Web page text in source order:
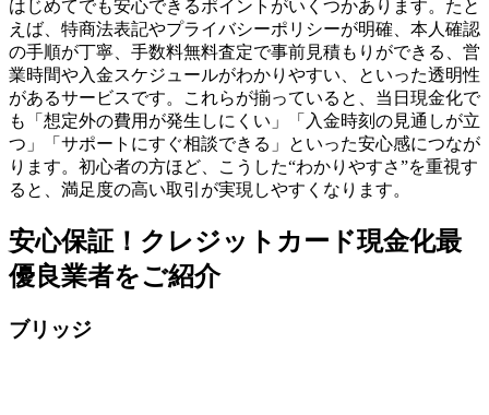
はじめてでも安心できるポイントがいくつかあります。たと
えば、特商法表記やプライバシーポリシーが明確、本人確認
の手順が丁寧、手数料無料査定で事前見積もりができる、営
業時間や入金スケジュールがわかりやすい、といった透明性
があるサービスです。これらが揃っていると、当日現金化で
も「想定外の費用が発生しにくい」「入金時刻の見通しが立
つ」「サポートにすぐ相談できる」といった安心感につなが
ります。初心者の方ほど、こうした“わかりやすさ”を重視す
ると、満足度の高い取引が実現しやすくなります。
安心保証！クレジットカード現金化最
優良業者をご紹介
ブリッジ